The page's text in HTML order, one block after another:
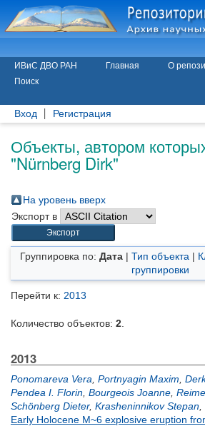
ИВиС ДВО РАН Главная О
Поиск
Вход Регистрация
Объекты, автором
"Nürnberg Dirk"
На уровень вверх
Экспорт в
Группировка по: Дата| Тип объекта |
группировки
Перейти к: 2013
Количество объектов: 2
2013
Ponomareva Vera Portnyagin Maxim
Pendea I. Florin Bourgeois Joanne
Schönberg Dieter, Krasheninnikov Stepan
Early Holocene M~6 explosive eruption